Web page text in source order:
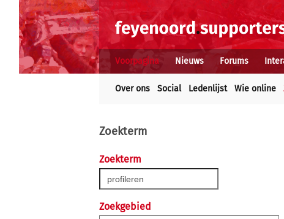
Voorpagina Nieuws Forums
Over ons Social Ledenlijst Wie online
Zoekterm
Zoekterm
Zoekgebied